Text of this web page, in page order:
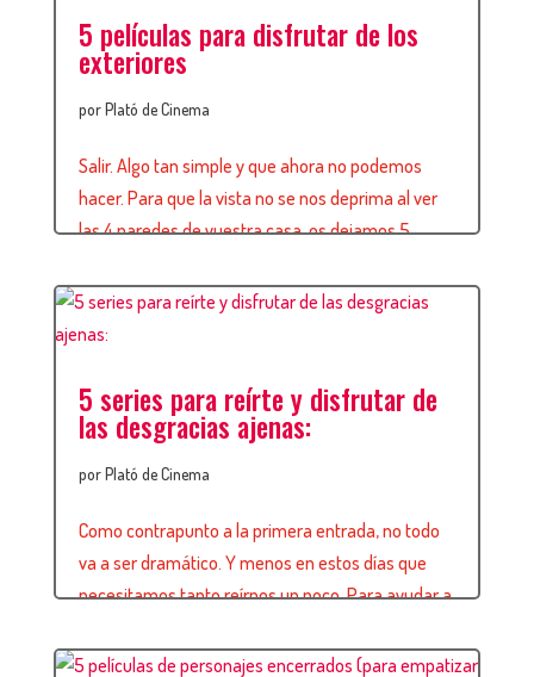
disfrutar de buen cine. […]
leer más
5 películas para disfrutar de los
exteriores
porPlató de Cinema
Salir. Algo tan simple y que ahora no podemos
hacer. Para que la vista no se nos deprima al ver
las 4 paredes de vuestra casa, os dejamos 5
exteriores (a parte de ser muy interesantes,
claro). – Into the wild (2007 – Sean Penn): película
leer más
5 series para reírte y disfrutar de
las desgracias ajenas:
porPlató de Cinema
Como contrapunto a la primera entrada, no todo
va a ser dramático. Y menos en estos días que
necesitamos tanto reírnos un poco. Para ayudar a
confinamiento, un buen remedio es reírse. Y para